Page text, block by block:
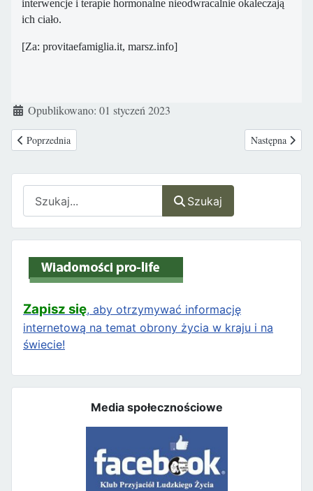
Szukaj
Zapisz się, aby otrzymywać informację
internetową na temat obrony życia w kraju i na
świecie!
Media społecznościowe
interwencje i terapie hormonalne nieodwracalnie okaleczają
ich ciało.
[Za: provitaefamiglia.it, marsz.info]
Szczegóły
Opublikowano: 01 styczeń 2023
Poprzednia strona: Rok 2022 przejdzie do historii jako wyjątkowy w
Poprzednia Następna
Następna